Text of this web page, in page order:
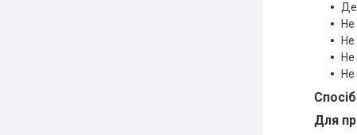
Не
Не
Не
Не
Для